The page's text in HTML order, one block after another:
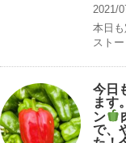
2021/
本日
スト
今日
ます
ン
で、